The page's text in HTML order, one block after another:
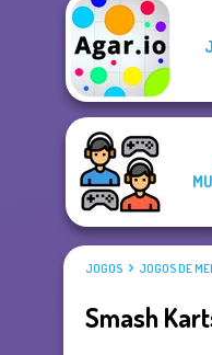
JOGOS JOGOS DE
Smash